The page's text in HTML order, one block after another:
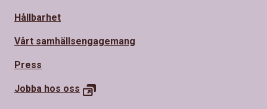
Hållbarhet
Vårt samhällsengagemang
Press
Jobba hos oss